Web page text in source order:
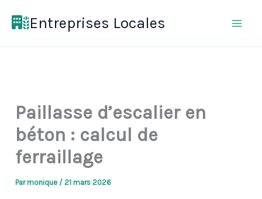
Entreprises Locales
Paillasse d’escalier en
béton : calcul de
ferraillage
Parmonique /21 mars 2026